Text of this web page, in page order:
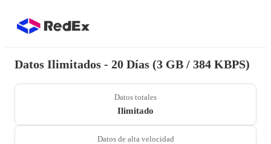
Datos Ilimitados - 20 Días (3 GB / 384 KBPS)
Datos totales
Ilimitado
Datos de alta velocidad